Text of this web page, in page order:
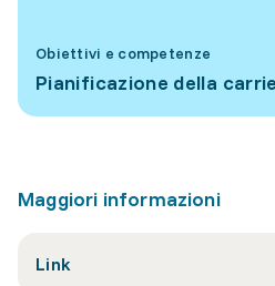
Obiettivi e competenze
Pianificazione della
Maggiori informazioni
Link